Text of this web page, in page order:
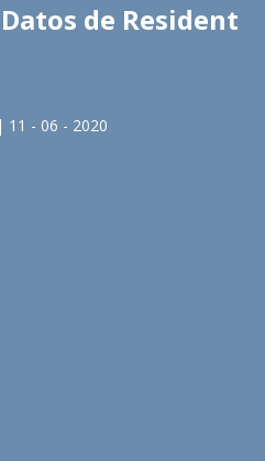
de Resident
11 - 06 - 2020